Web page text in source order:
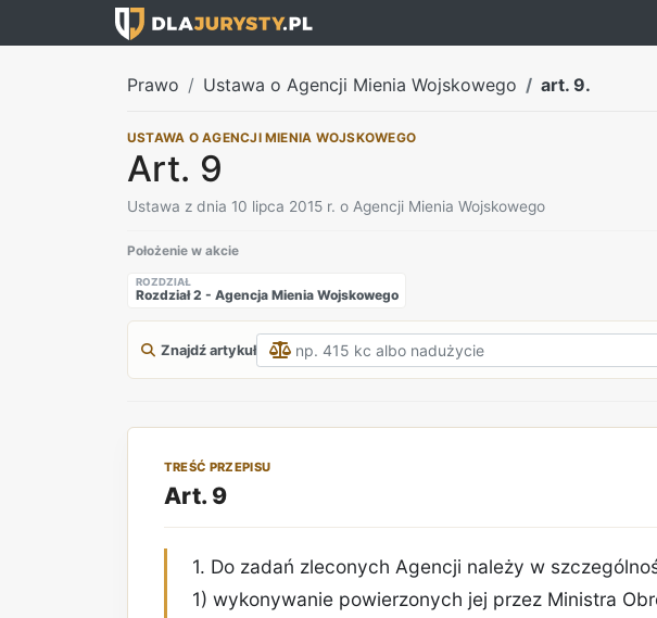
Prawo Ustawa o Agencji Mienia Wojskowego art. 9.
USTAWA O AGENCJI MIENIA WOJSKOWEGO
Art. 9
Ustawa z dnia 10 lipca 2015 r. o Agencji Mienia Wojskowego
Położenie w akcie
ROZDZIAŁ
Rozdział 2 - Agencja Mienia Wojskowego
Znajdź artykuł
TREŚĆ PRZEPISU
Art. 9
1. Do zadań zleconych Agencji należy w
1) wykonywanie powierzonych jej przez Ministra